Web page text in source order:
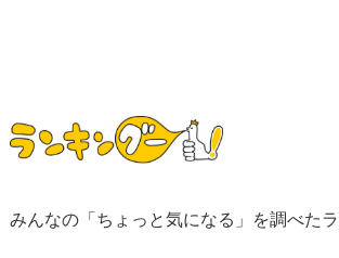
みんなの「ちょっと気になる」を調べた